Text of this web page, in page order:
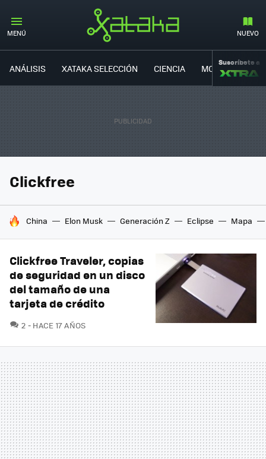
MENÚ NUEVO
ANÁLISIS XATAKA SELECCIÓN CIENCIA MOVILIDAD
Suscríbete a
Clickfree
HOY SE HABLA DE
China Elon Musk Generación Z Eclipse Mapa
Clickfree Traveler, copias
de seguridad en un disco
del tamaño de una
tarjeta de crédito
2 COMENTARIOS
HACE 17 AÑOS